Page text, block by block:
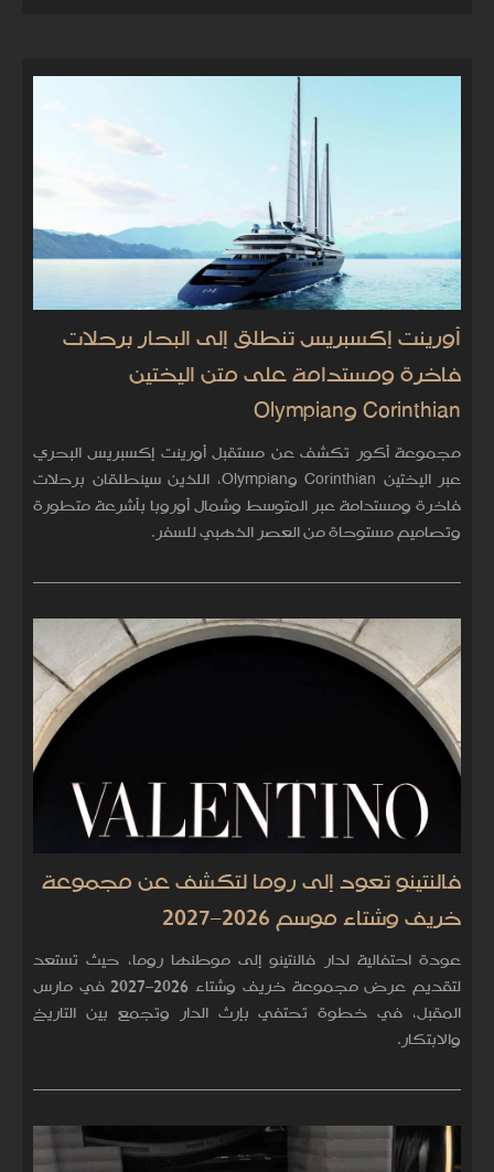
أورينت إكسبريس تنطلق إلى البحار برحلات
فاخرة ومستدامة على متن اليختين
Corinthian وOlympian
مجموعة أكور تكشف عن مستقبل أورينت إكسبريس البحري
عبر اليختين Corinthian وOlympian، اللذين سينطلقان برحلات
فاخرة ومستدامة عبر المتوسط وشمال أوروبا بأشرعة متطورة
وتصاميم مستوحاة من العصر الذهبي للسفر.
فالنتينو تعود إلى روما لتكشف عن مجموعة
خريف وشتاء موسم 2026–2027
عودة احتفالية لدار فالنتينو إلى موطنها روما، حيث تستعد
لتقديم عرض مجموعة خريف وشتاء 2026–2027 في مارس
المقبل، في خطوة تحتفي بإرث الدار وتجمع بين التاريخ
والابتكار.